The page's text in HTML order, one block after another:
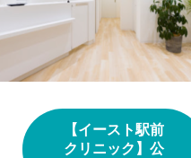
【イースト駅前
クリニック】公